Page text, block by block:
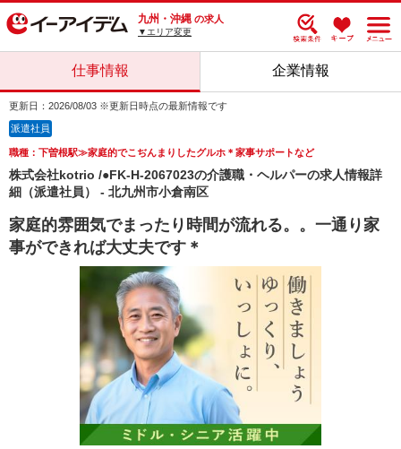
九州・沖縄 の求人
▼エリア変更
仕事情報 企業情報
更新日：2026/08/03 ※更新日時点の最新情報です
派遣社員
職種：下曽根駅≫家庭的でこぢんまりしたグルホ＊家事サポートなど
株式会社kotrio /●FK-H-2067023の介護職・ヘルパーの求人情報詳
細（派遣社員） - 北九州市小倉南区
家庭的雰囲気でまったり時間が流れる。。一通り家
事ができれば大丈夫です＊